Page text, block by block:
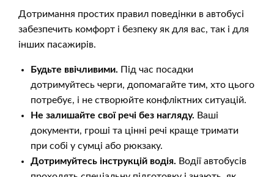
Дотримання простих правил поведінки в автобусі
забезпечить комфорт і безпеку як для вас, так і для
інших пасажирів.
Будьте ввічливими. Під час посадки
дотримуйтесь черги, допомагайте тим, хто цього
потребує, і не створюйте конфліктних ситуацій.
Не залишайте свої речі без нагляду. Ваші
документи, гроші та цінні речі краще тримати
при собі у сумці або рюкзаку.
Дотримуйтесь інструкцій водія. Водії автобусів